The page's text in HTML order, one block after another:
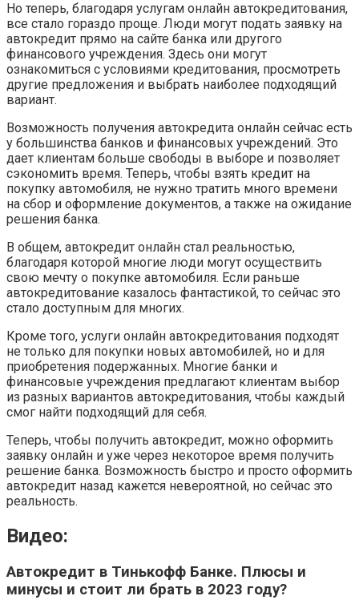
Но теперь, благодаря услугам онлайн автокредитования,
все стало гораздо проще. Люди могут подать заявку на
автокредит прямо на сайте банка или другого
финансового учреждения. Здесь они могут
ознакомиться с условиями кредитования, просмотреть
другие предложения и выбрать наиболее подходящий
вариант.
Возможность получения автокредита онлайн сейчас есть
у большинства банков и финансовых учреждений. Это
дает клиентам больше свободы в выборе и позволяет
сэкономить время. Теперь, чтобы взять кредит на
покупку автомобиля, не нужно тратить много времени
на сбор и оформление документов, а также на ожидание
решения банка.
В общем, автокредит онлайн стал реальностью,
благодаря которой многие люди могут осуществить
свою мечту о покупке автомобиля. Если раньше
автокредитование казалось фантастикой, то сейчас это
стало доступным для многих.
Кроме того, услуги онлайн автокредитования подходят
не только для покупки новых автомобилей, но и для
приобретения подержанных. Многие банки и
финансовые учреждения предлагают клиентам выбор
из разных вариантов автокредитования, чтобы каждый
смог найти подходящий для себя.
Теперь, чтобы получить автокредит, можно оформить
заявку онлайн и уже через некоторое время получить
решение банка. Возможность быстро и просто оформить
автокредит назад кажется невероятной, но сейчас это
реальность.
Видео:
Автокредит в Тинькофф Банке. Плюсы и
минусы и стоит ли брать в 2023 году?